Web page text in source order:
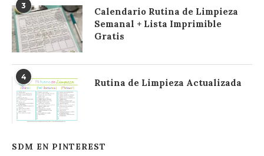
3
Calendario Rutina de Limpieza
Semanal + Lista Imprimible
Gratis
4
Rutina de Limpieza Actualizada
SDM EN PINTEREST